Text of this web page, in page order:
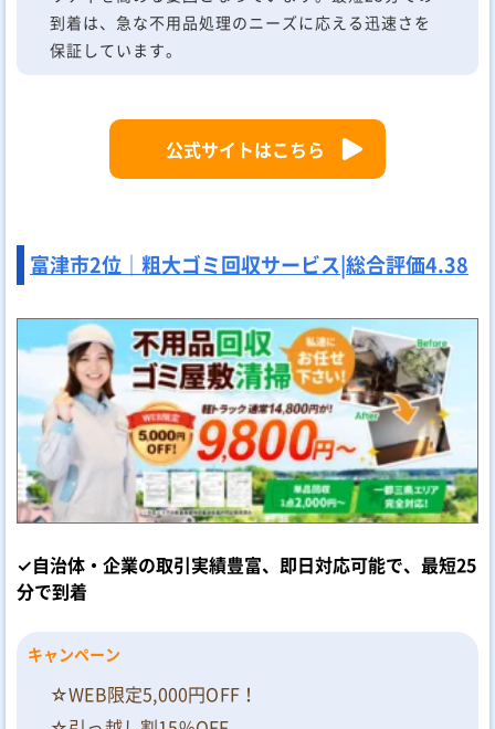
到着は、急な不用品処理のニーズに応える迅速さを
保証しています。
公式サイトはこちら
富津市2位｜粗大ゴミ回収サービス|総合評価4.38
✓自治体・企業の取引実績豊富、即日対応可能で、最短25
分で到着
キャンペーン
☆WEB限定5,000円OFF！